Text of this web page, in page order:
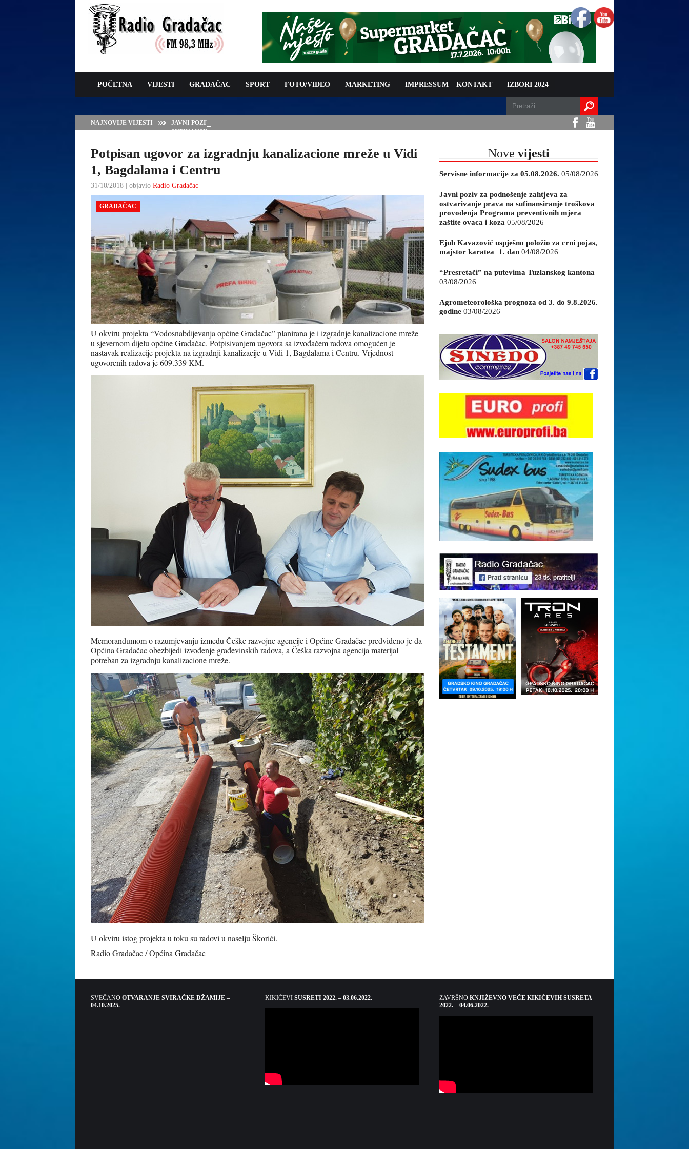
POČETNA VIJESTI GRADAČAC SPORT FOTO/VIDEO MARKETING IMPRESSUM – KONTAKT IZBORI 2024
NAJNOVIJE VIJESTI
JAVNI POZIV ZA PODNOŠENJE ZAHTJEVA ZA OSTVARIVANJE PRAVA NA
SUFINANSIRANJE TROŠKOVA PROVOĐENJA PROGRAMA PREVENTIVNIH MJERA
Potpisan ugovor za izgradnju kanalizacione mreže u Vidi
1, Bagdalama i Centru
31/10/2018 | objavio Radio Gradačac
GRADAČAC
U okviru projekta “Vodosnabdijevanja općine Gradačac” planirana je i izgradnje kanalizacione mreže
u sjevernom dijelu općine Gradačac. Potpisivanjem ugovora sa izvođačem radova omogućen je
nastavak realizacije projekta na izgradnji kanalizacije u Vidi 1, Bagdalama i Centru. Vrjednost
ugovorenih radova je 609.339 KM.
Memorandumom o razumjevanju između Češke razvojne agencije i Općine Gradačac predviđeno je da
Općina Gradačac obezbijedi izvođenje građevinskih radova, a Češka razvojna agencija materijal
potreban za izgradnju kanalizacione mreže.
U okviru istog projekta u toku su radovi u naselju Škorići.
Radio Gradačac / Općina Gradačac
Nove vijesti
Servisne informacije za 05.08.2026. 05/08/2026
Javni poziv za podnošenje zahtjeva za
ostvarivanje prava na sufinansiranje troškova
provođenja Programa preventivnih mjera
zaštite ovaca i koza 05/08/2026
Ejub Kavazović uspješno položio za crni pojas,
majstor karatea 1. dan 04/08/2026
“Presretači” na putevima Tuzlanskog kantona
03/08/2026
Agrometeorološka prognoza od 3. do 9.8.2026.
godine 03/08/2026
SVEČANO OTVARANJE SVIRAČKE DŽAMIJE –
04.10.2025.
KIKIĆEVI SUSRETI 2022. – 03.06.2022. ZAVRŠNO KNJIŽEVNO VEČE KIKIĆEVIH SUSRETA
2022. – 04.06.2022.